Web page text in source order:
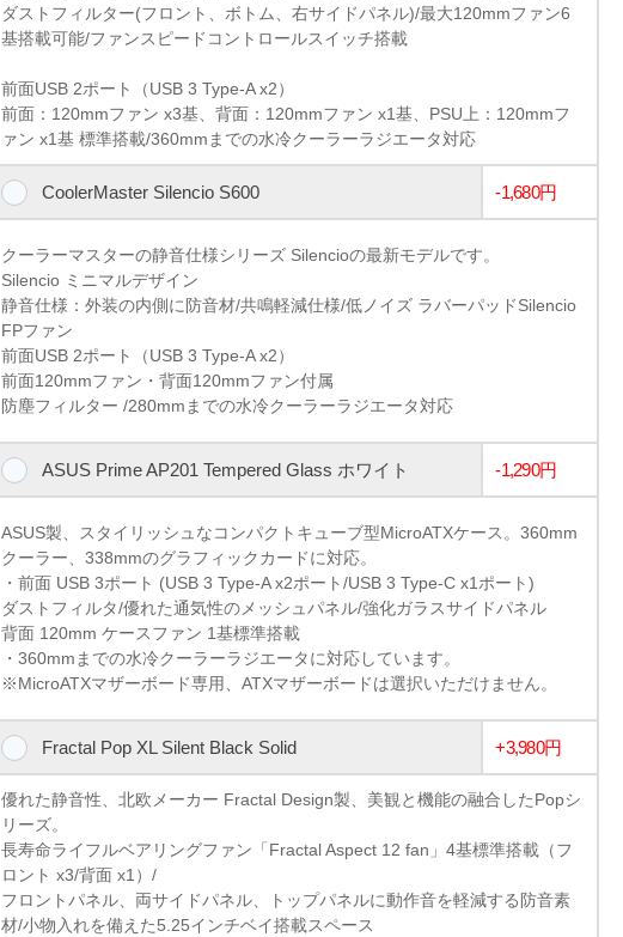
ダストフィルター(フロント、ボトム、右サイドパネル)/最大120mmファン6
基搭載可能/ファンスピードコントロールスイッチ搭載
前面USB 2ポート（USB 3 Type-A x2）
前面：120mmファン x3基、背面：120mmファン x1基、PSU上：120mmフ
ァン x1基 標準搭載/360mmまでの水冷クーラーラジエータ対応
CoolerMaster Silencio S600 -1,680円
クーラーマスターの静音仕様シリーズ Silencioの最新モデルです。
Silencio ミニマルデザイン
静音仕様：外装の内側に防音材/共鳴軽減仕様/低ノイズ ラバーパッドSilencio
FPファン
前面USB 2ポート（USB 3 Type-A x2）
前面120mmファン・背面120mmファン付属
防塵フィルター /280mmまでの水冷クーラーラジエータ対応
ASUS Prime AP201 Tempered Glass ホワイト -1,290円
ASUS製、スタイリッシュなコンパクトキューブ型MicroATXケース。360mm
クーラー、338mmのグラフィックカードに対応。
・前面 USB 3ポート (USB 3 Type-A x2ポート/USB 3 Type-C x1ポート)
ダストフィルタ/優れた通気性のメッシュパネル/強化ガラスサイドパネル
背面 120mm ケースファン 1基標準搭載
・360mmまでの水冷クーラーラジエータに対応しています。
※MicroATXマザーボード専用、ATXマザーボードは選択いただけません。
Fractal Pop XL Silent Black Solid +3,980円
優れた静音性、北欧メーカー Fractal Design製、美観と機能の融合したPopシ
リーズ。
長寿命ライフルベアリングファン「Fractal Aspect 12 fan」4基標準搭載（フ
ロント x3/背面 x1）/
フロントパネル、両サイドパネル、トップパネルに動作音を軽減する防音素
材/小物入れを備えた5.25インチベイ搭載スペース